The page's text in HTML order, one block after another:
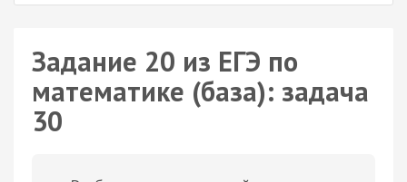
Задание 20 из ЕГЭ по
математике (база): задача
30